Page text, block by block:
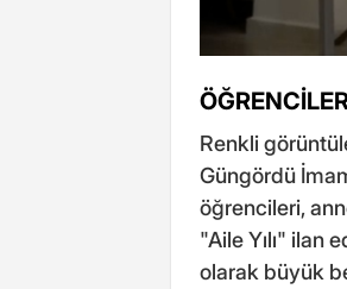
Renkli
Güngördü
öğrencileri,
"Aile Yılı" ilan
olarak büyük